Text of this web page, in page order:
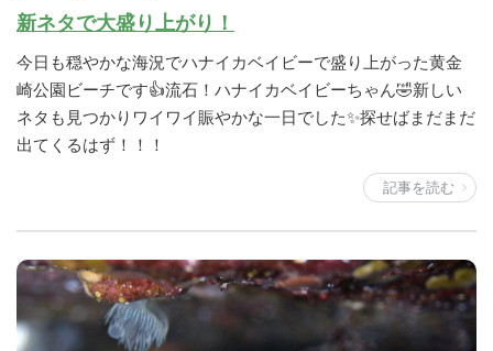
新ネタで大盛り上がり！
今日も穏やかな海況でハナイカベイビーで盛り上がった黄金
崎公園ビーチです👍流石！ハナイカベイビーちゃん🤣新しい
ネタも見つかりワイワイ賑やかな一日でした✨探せばまだまだ
出てくるはず！！！
記事を読む